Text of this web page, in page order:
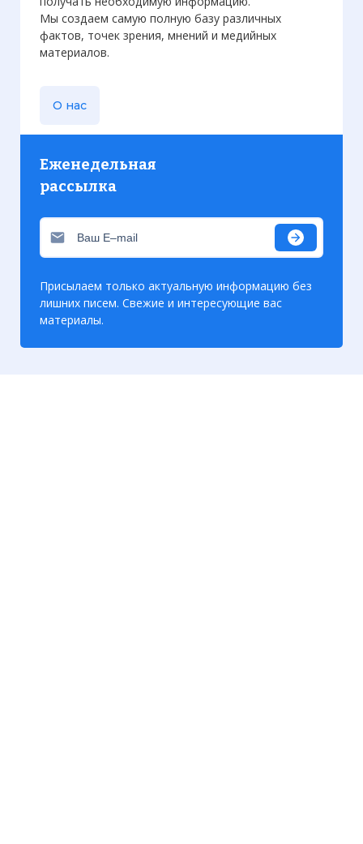
оказать сопротивление войскам
Монтгомери в этом районе.
Фото статьи:
Мы создаем самую полную базу различных
фактов, точек зрения, мнений и медийных
материалов.
О нас
Еженедельная
рассылка
Присылаем только актуальную информацию без
лишних писем. Свежие и интересующие вас
материалы.